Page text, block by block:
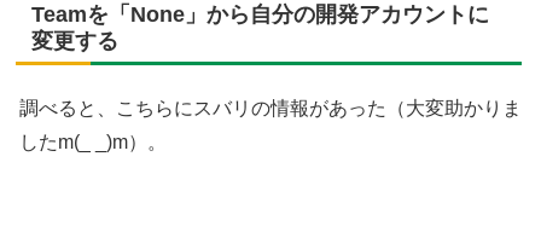
Teamを「None」から自分の開発アカウントに
変更する
調べると、こちらにスバリの情報があった（大変助かりま
したm(_ _)m）。